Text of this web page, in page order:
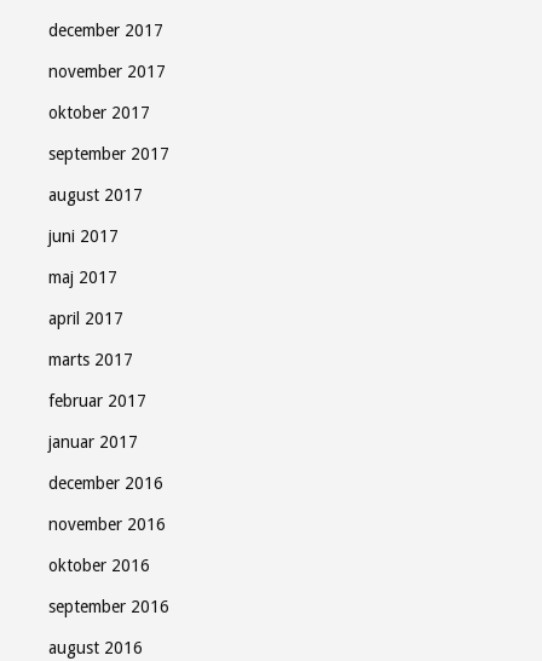
december 2017
november 2017
oktober 2017
september 2017
august 2017
juni 2017
maj 2017
april 2017
marts 2017
februar 2017
januar 2017
december 2016
november 2016
oktober 2016
september 2016
august 2016